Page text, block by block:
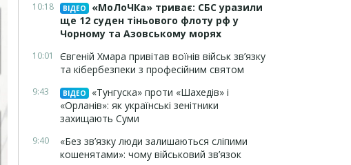
10:18 ВІДЕО
«МоЛоЧКа» триває: СБС уразили
ще 12 суден тіньового флоту рф у
Чорному та Азовському морях
10:01
Євгеній Хмара привітав воїнів військ зв’язку
та кібербезпеки з професійним святом
9:43 ВІДЕО
«Тунгуска» проти «Шахедів» і
«Орланів»: як українські зенітники
захищають Суми
9:40
«Без зв’язку люди залишаються сліпими
кошенятами»: чому військовий зв’язок